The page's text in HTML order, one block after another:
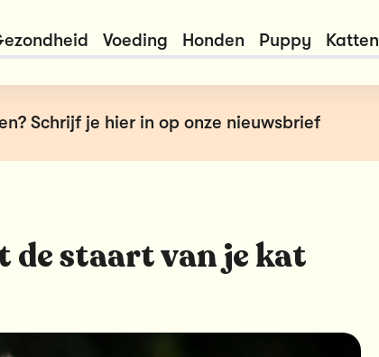
Voeding Honden Puppy Katten
Schrijf je hier in op onze nieuwsbrief
staart van je kat